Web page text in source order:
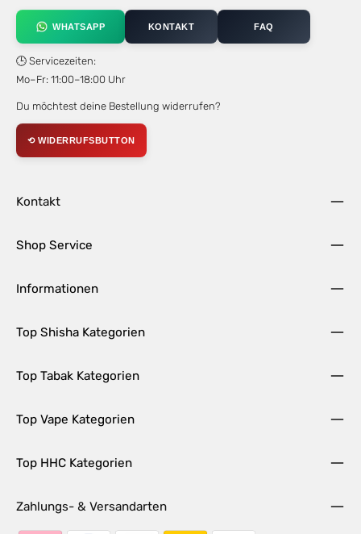
WHATSAPP KONTAKT FAQ
🕒 Servicezeiten:
Mo–Fr: 11:00–18:00 Uhr
Du möchtest deine Bestellung widerrufen?
⟲ WIDERRUFSBUTTON
Kontakt
Shop Service
Informationen
Top Shisha Kategorien
Top Tabak Kategorien
Top Vape Kategorien
Top HHC Kategorien
Zahlungs- & Versandarten